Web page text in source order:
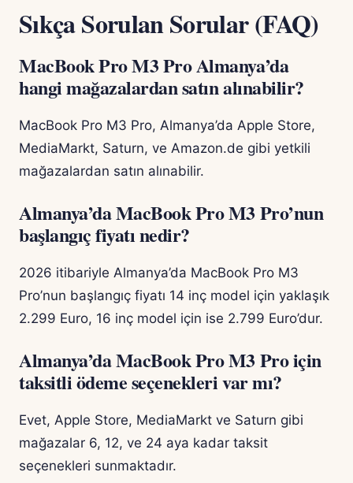
Sıkça Sorulan Sorular (FAQ)
MacBook Pro M3 Pro Almanya’da
hangi mağazalardan satın alınabilir?
MacBook Pro M3 Pro, Almanya’da Apple Store,
MediaMarkt, Saturn, ve Amazon.de gibi yetkili
mağazalardan satın alınabilir.
Almanya’da MacBook Pro M3 Pro’nun
başlangıç fiyatı nedir?
2026 itibariyle Almanya’da MacBook Pro M3
Pro’nun başlangıç fiyatı 14 inç model için yaklaşık
2.299 Euro, 16 inç model için ise 2.799 Euro’dur.
Almanya’da MacBook Pro M3 Pro için
taksitli ödeme seçenekleri var mı?
Evet, Apple Store, MediaMarkt ve Saturn gibi
mağazalar 6, 12, ve 24 aya kadar taksit
seçenekleri sunmaktadır.